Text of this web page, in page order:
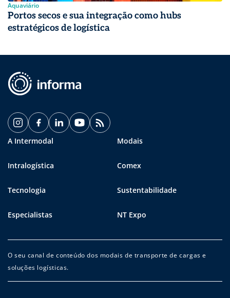
Aquaviário
Portos secos e sua integração como hubs
estratégicos de logística
A Intermodal Modais
Intralogística Comex
Tecnologia Sustentabilidade
Especialistas NT Expo
O seu canal de conteúdo dos modais de transporte de cargas e
soluções logísticas.